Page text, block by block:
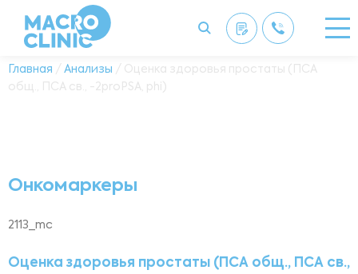
Главная / Анализы / Оценка здоровья простаты (ПСА
общ., ПСА св., -2proPSA, phi)
Онкомаркеры
2113_mc
Оценка здоровья простаты (ПСА общ., ПСА св.,